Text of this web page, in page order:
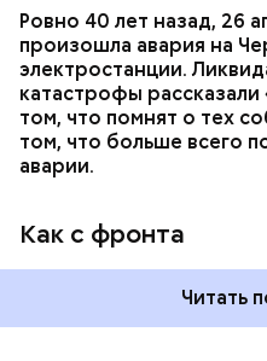
Ровно 40 лет назад, 26
произошла авария на
электростанции.
катастрофы
том, что помнят о тех
том, что больше всего
аварии.
Как с фронта
Читать
Как рассказывает
христианской религией
посвятить свою жизнь
книги. Его дядя,
такое усердие, сделал
Как гласит предание,
Иерусалим, Николай
отчаявшихся путников
разбушевавшееся море.